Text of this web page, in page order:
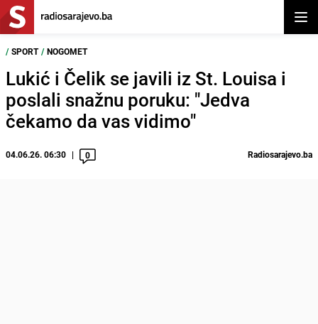
/ SPORT / NOGOMET
Lukić i Čelik se javili iz St. Louisa i
poslali snažnu poruku: "Jedva
čekamo da vas vidimo"
04.06.26. 06:30 0 Radiosarajevo.ba